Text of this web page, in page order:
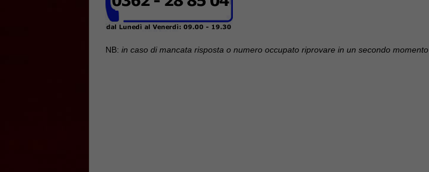
NB: in caso di mancata risposta o numero occupato riprovare in un secondo momento